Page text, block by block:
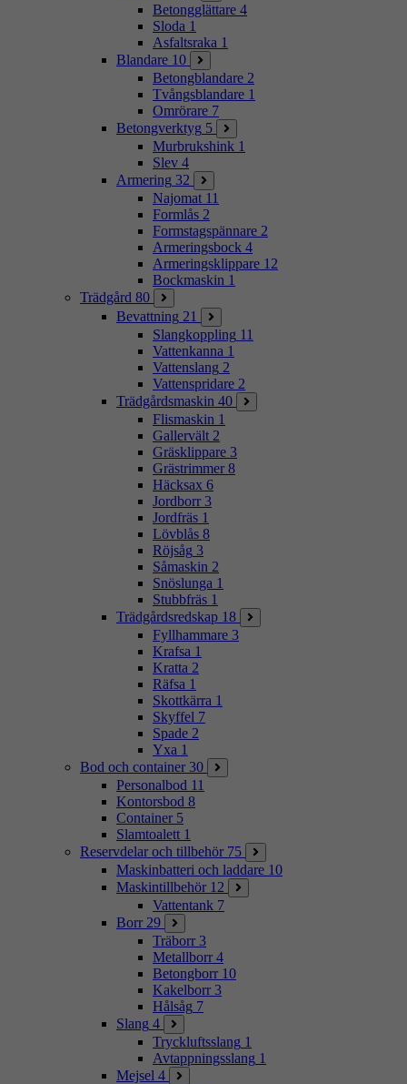
Betongglättare 4
Sloda 1
Asfaltsraka 1
Blandare 10
Betongblandare 2
Tvångsblandare 1
Omrörare 7
Betongverktyg 5
Murbrukshink 1
Slev 4
Armering 32
Najomat 11
Formlås 2
Formstagspännare 2
Armeringsbock 4
Armeringsklippare 12
Bockmaskin 1
Trädgård 80
Bevattning 21
Slangkoppling 11
Vattenkanna 1
Vattenslang 2
Vattenspridare 2
Trädgårdsmaskin 40
Flismaskin 1
Gallervält 2
Gräsklippare 3
Grästrimmer 8
Häcksax 6
Jordborr 3
Jordfräs 1
Lövblås 8
Röjsåg 3
Såmaskin 2
Snöslunga 1
Stubbfräs 1
Trädgårdsredskap 18
Fyllhammare 3
Krafsa 1
Kratta 2
Räfsa 1
Skottkärra 1
Skyffel 7
Spade 2
Yxa 1
Bod och container 30
Personalbod 11
Kontorsbod 8
Container 5
Slamtoalett 1
Reservdelar och tillbehör 75
Maskinbatteri och laddare 10
Maskintillbehör 12
Vattentank 7
Borr 29
Träborr 3
Metallborr 4
Betongborr 10
Kakelborr 3
Hålsåg 7
Slang 4
Tryckluftsslang 1
Avtappningsslang 1
Mejsel 4